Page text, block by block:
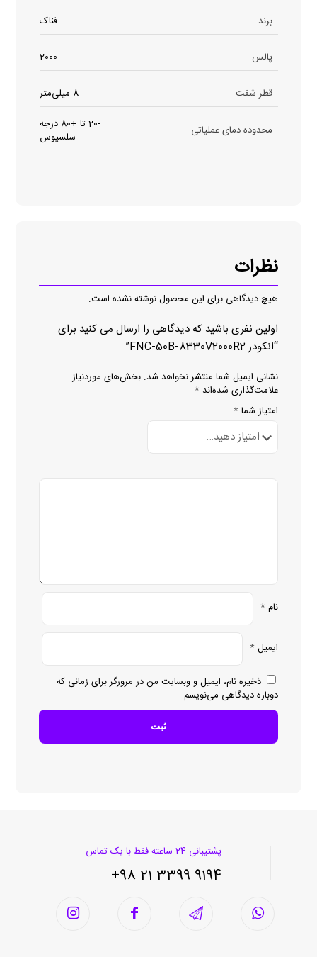
برند فناک
پالس 2000
قطر شفت 8 میلی‌متر
محدوده دمای عملیاتی
-20 تا +80 درجه
سلسیوس
نظرات
هیچ دیدگاهی برای این محصول نوشته نشده است.
اولین نفری باشید که دیدگاهی را ارسال می کنید برای
“انکودر FNC-50B-8330V2000R2”
نشانی ایمیل شما منتشر نخواهد شد. بخش‌های موردنیاز
علامت‌گذاری شده‌اند *
امتیاز شما *
نام *
ایمیل *
ذخیره نام، ایمیل و وبسایت من در مرورگر برای زمانی که
دوباره دیدگاهی می‌نویسم.
پشتیبانی 24 ساعته فقط با یک تماس
9194 3399 21 98+